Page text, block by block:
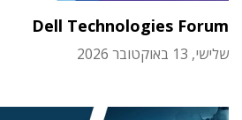
Dell Technologies Forum
שלישי, 13 באוקטובר 2026